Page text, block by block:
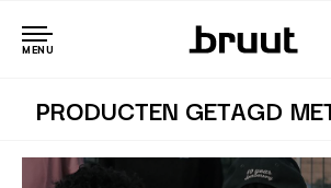
MENU
PRODUCTEN GETAGD